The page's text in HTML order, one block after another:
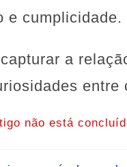
e cumplicidade.
a
entre
não está